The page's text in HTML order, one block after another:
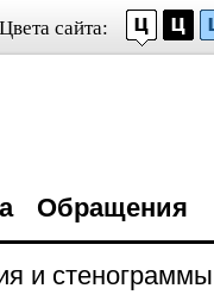
Цвета сайта:
Обращения
и стенограммы